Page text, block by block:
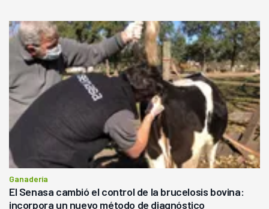
Ganadería
El Senasa cambió el control de la brucelosis bovina:
incorpora un nuevo método de diagnóstico